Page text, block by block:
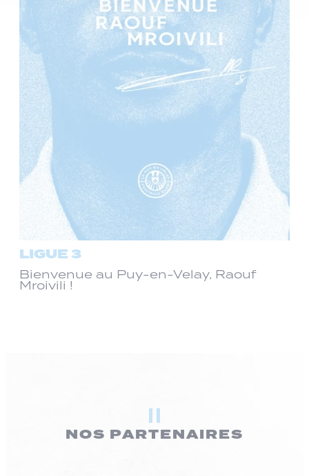
LIGUE 3
Bienvenue au Puy-en-Velay, Raouf
Mroivili !
NOS PARTENAIRES